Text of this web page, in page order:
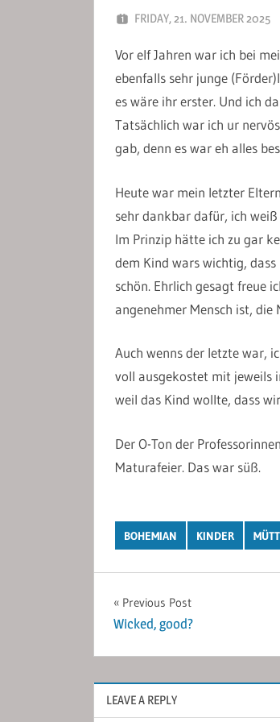
FRIDAY, 21. NOVEMBER 2025
Vor elf Jahren war ich bei
ebenfalls sehr junge
es wäre ihr erster. Und ich
Tatsächlich war ich ur
gab, denn es war eh alles
Heute war mein letzter
sehr dankbar dafür, ich
Im Prinzip hätte ich zu gar
dem Kind wars wichtig,
schön. Ehrlich gesagt freue
angenehmer Mensch ist, die
Auch wenns der letzte war,
voll ausgekostet mit jeweils
weil das Kind wollte, dass
Der O-Ton der
Maturafeier. Das war süß.
BOHEMIAN KINDER
Post
navigation
Previous Post
Wicked, good?
LEAVE A REPLY